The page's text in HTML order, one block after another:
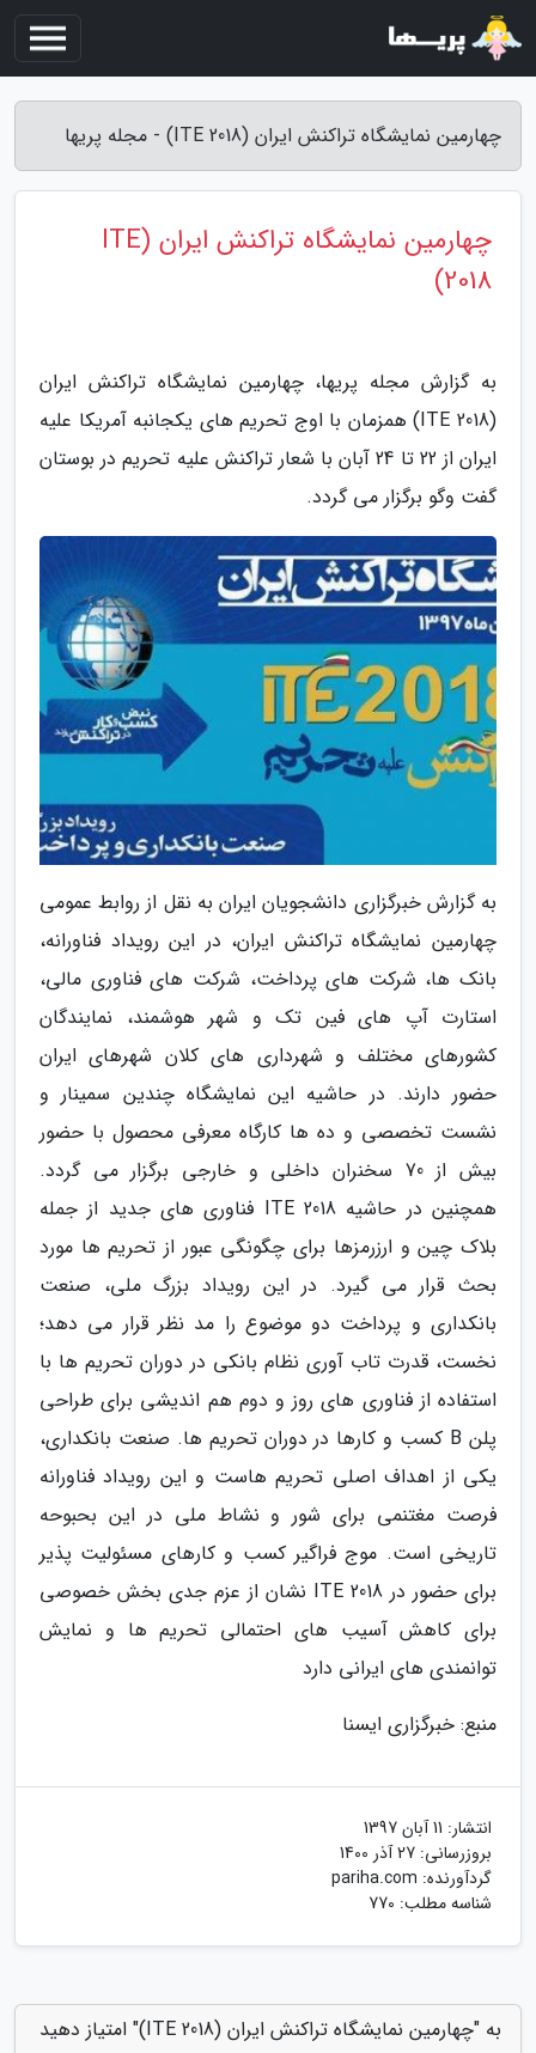
چهارمین نمایشگاه تراکنش ایران (ITE 2018) - مجله پریها
چهارمین نمایشگاه تراکنش ایران (ITE
2018)
به گزارش مجله پریها، چهارمین نمایشگاه تراکنش ایران
(ITE 2018) همزمان با اوج تحریم های یکجانبه آمریکا علیه
ایران از 22 تا 24 آبان با شعار تراکنش علیه تحریم در بوستان
گفت وگو برگزار می گردد.
به گزارش خبرگزاری دانشجویان ایران به نقل از روابط عمومی
چهارمین نمایشگاه تراکنش ایران، در این رویداد فناورانه،
بانک ها، شرکت های پرداخت، شرکت های فناوری مالی،
استارت آپ های فین تک و شهر هوشمند، نمایندگان
کشورهای مختلف و شهرداری های کلان شهرهای ایران
حضور دارند. در حاشیه این نمایشگاه چندین سمینار و
نشست تخصصی و ده ها کارگاه معرفی محصول با حضور
بیش از 70 سخنران داخلی و خارجی برگزار می گردد.
همچنین در حاشیه ITE 2018 فناوری های جدید از جمله
بلاک چین و ارزرمزها برای چگونگی عبور از تحریم ها مورد
بحث قرار می گیرد. در این رویداد بزرگ ملی، صنعت
بانکداری و پرداخت دو موضوع را مد نظر قرار می دهد؛
نخست، قدرت تاب آوری نظام بانکی در دوران تحریم ها با
استفاده از فناوری های روز و دوم هم اندیشی برای طراحی
پلن B کسب و کارها در دوران تحریم ها. صنعت بانکداری،
یکی از اهداف اصلی تحریم هاست و این رویداد فناورانه
فرصت مغتنمی برای شور و نشاط ملی در این بحبوحه
تاریخی است. موج فراگیر کسب و کارهای مسئولیت پذیر
برای حضور در ITE 2018 نشان از عزم جدی بخش خصوصی
برای کاهش آسیب های احتمالی تحریم ها و نمایش
توانمندی های ایرانی دارد
منبع: خبرگزاری ایسنا
انتشار: 11 آبان 1397
بروزرسانی: 27 آذر 1400
گردآورنده: pariha.com
شناسه مطلب: 770
به "چهارمین نمایشگاه تراکنش ایران (ITE 2018)" امتیاز دهید